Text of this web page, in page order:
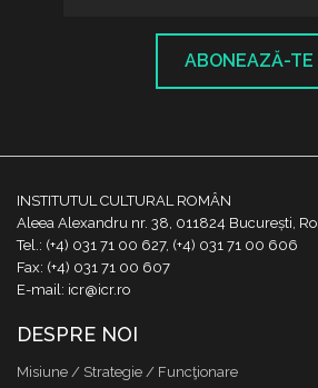
ABONEAZĂ-TE
INSTITUTUL CULTURAL ROMÂN
Aleea Alexandru nr. 38, 011824 București,
Tel.: (+4) 031 71 00 627, (+4) 031 71 00 606
Fax: (+4) 031 71 00 607
E-mail: icr@icr.ro
DESPRE NOI
Misiune / Strategie / Funcţionare